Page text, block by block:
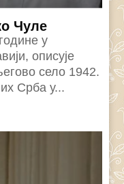
Чуле
у
описује
село 1942.
Срба у...